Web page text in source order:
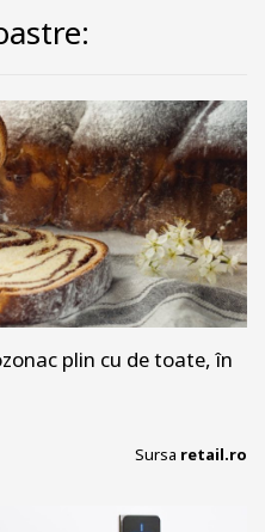
plin cu de toate, în
Sursa retail.ro